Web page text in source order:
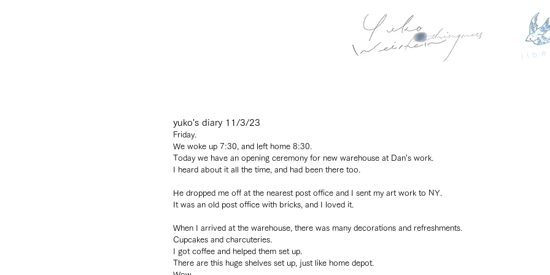
yuko's diary 11/3/23
Friday.
We woke up 7:30, and left home 8:30.
Today we have an opening ceremony for new warehouse at Dan’s work.
I heard about it all the time, and had been there too.
He dropped me off at the nearest post office and I sent my art work to NY.
It was an old post office with bricks, and I loved it.
When I arrived at the warehouse, there was many decorations and refreshments.
Cupcakes and charcuteries.
I got coffee and helped them set up.
There are this huge shelves set up, just like home depot.